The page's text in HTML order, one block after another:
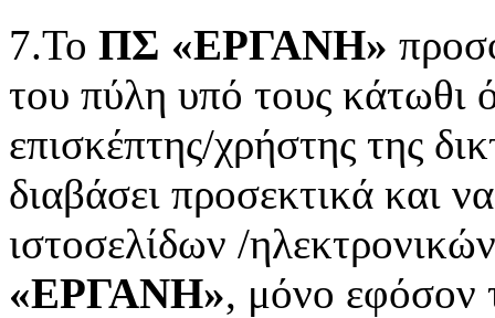
7.Το ΠΣ «ΕΡΓΑΝΗ»
του πύλη υπό τους κάτωθι
επισκέπτης/χρήστης της
διαβάσει προσεκτικά και
ιστοσελίδων /
«ΕΡΓΑΝΗ», μόνο εφόσον